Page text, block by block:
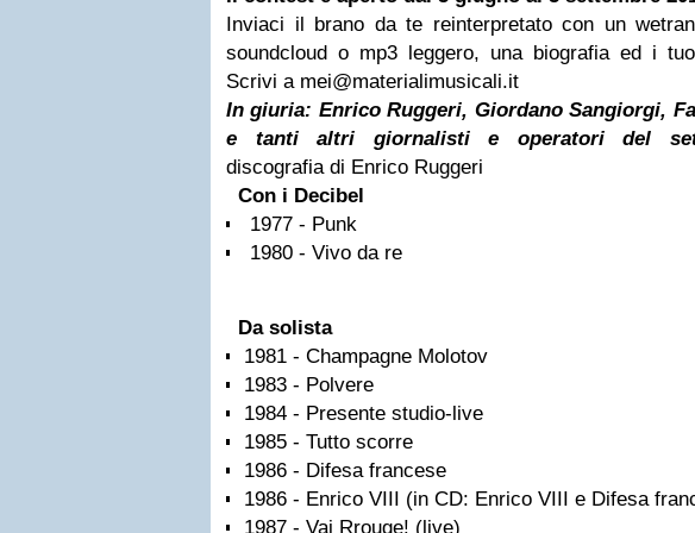
Inviaci il brano da te reinterpretato con un
soundcloud o mp3 leggero, una biografia ed i
Scrivi a mei@materialimusicali.it
In giuria: Enrico Ruggeri, Giordano Sangiorgi,
e tanti altri giornalisti e operatori del
discografia di Enrico Ruggeri
Con i Decibel
1977 - Punk
1980 - Vivo da re
Da solista
1981 - Champagne Molotov
1983 - Polvere
1984 - Presente studio-live
1985 - Tutto scorre
1986 - Difesa francese
1986 - Enrico VIII (in CD: Enrico VIII e Difesa
1987 - Vai Rrouge! (live)